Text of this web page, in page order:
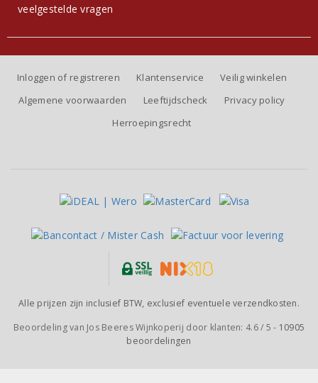
veelgestelde vragen
Inloggen of registreren Klantenservice
Veilig winkelen
Algemene voorwaarden
Leeftijdscheck
Privacy policy
Herroepingsrecht
Alle prijzen zijn inclusief BTW, exclusief eventuele verzendkosten.
Beoordeling van Jos Beeres Wijnkoperij door klanten: 4.6/ 5 - 10905
beoordelingen